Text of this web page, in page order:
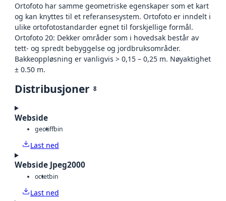
Ortofoto har samme geometriske egenskaper som et kart
og kan knyttes til et referansesystem. Ortofoto er inndelt i
ulike ortofotostandarder egnet til forskjellige formål.
Ortofoto 20: Dekker områder som i hovedsak består av
tett- og spredt bebyggelse og jordbruksområder.
Bakkeoppløsning er vanligvis > 0,15 – 0,25 m. Nøyaktighet
± 0.50 m.
Distribusjoner 8
Webside
geotiffbin
Last ned
Webside Jpeg2000
octetbin
Last ned